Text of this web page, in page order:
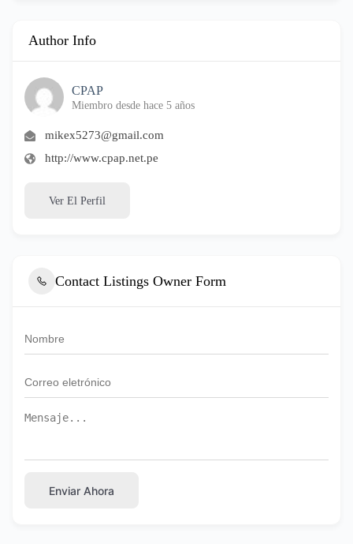
Author Info
CPAP
Miembro desde hace 5 años
mikex5273@gmail.com
http://www.cpap.net.pe
Ver El Perfil
Contact Listings Owner Form
Enviar Ahora